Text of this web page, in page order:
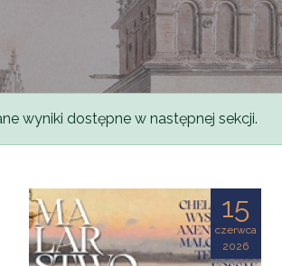
wyniki dostępne w następnej sekcji.
15
czerwca
2026